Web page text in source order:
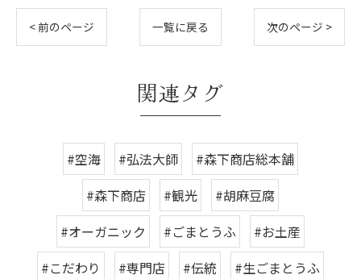
< 前のページ 一覧に戻る 次のページ >
関連タグ
#空海 #弘法大師
#森下商店総本舗
#森下商店
#観光
#胡麻豆腐
#オーガニック
#ごまとうふ
#お土産
#こだわり
#専門店 #伝統
#生ごまとうふ